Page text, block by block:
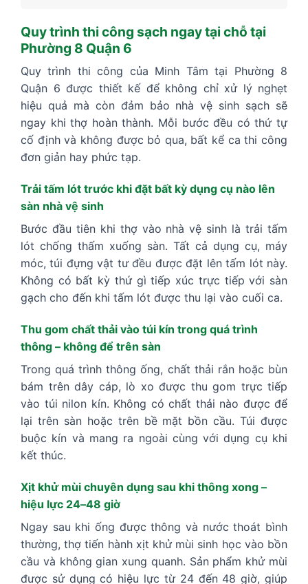
Quy trình thi công sạch ngay tại chỗ tại
Phường 8 Quận 6
Quy trình thi công của Minh Tâm tại Phường 8
Quận 6 được thiết kế để không chỉ xử lý nghẹt
hiệu quả mà còn đảm bảo nhà vệ sinh sạch sẽ
ngay khi thợ hoàn thành. Mỗi bước đều có thứ tự
cố định và không được bỏ qua, bất kể ca thi công
đơn giản hay phức tạp.
Trải tấm lót trước khi đặt bất kỳ dụng cụ nào lên
sàn nhà vệ sinh
Bước đầu tiên khi thợ vào nhà vệ sinh là trải tấm
lót chống thấm xuống sàn. Tất cả dụng cụ, máy
móc, túi đựng vật tư đều được đặt lên tấm lót này.
Không có bất kỳ thứ gì tiếp xúc trực tiếp với sàn
gạch cho đến khi tấm lót được thu lại vào cuối ca.
Thu gom chất thải vào túi kín trong quá trình
thông – không để trên sàn
Trong quá trình thông ống, chất thải rắn hoặc bùn
bám trên dây cáp, lò xo được thu gom trực tiếp
vào túi nilon kín. Không có chất thải nào được để
lại trên sàn hoặc trên bề mặt bồn cầu. Túi được
buộc kín và mang ra ngoài cùng với dụng cụ khi
kết thúc.
Xịt khử mùi chuyên dụng sau khi thông xong –
hiệu lực 24–48 giờ
Ngay sau khi ống được thông và nước thoát bình
thường, thợ tiến hành xịt khử mùi sinh học vào bồn
cầu và không gian xung quanh. Sản phẩm khử mùi
được sử dụng có hiệu lực từ 24 đến 48 giờ, giúp